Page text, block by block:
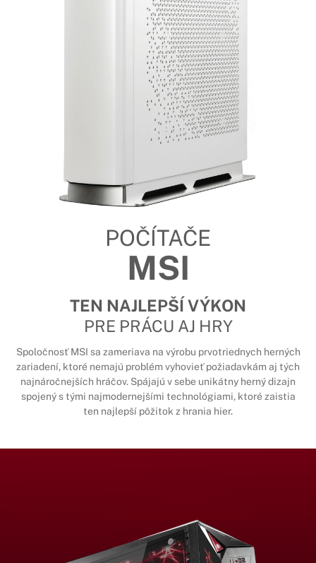
POČÍTAČE
MSI
TEN NAJLEPŠÍ VÝKON
PRE PRÁCU AJ HRY
Spoločnosť MSI sa zameriava na výrobu prvotriednych herných
zariadení, ktoré nemajú problém vyhovieť požiadavkám aj tých
najnáročnejších hráčov. Spájajú v sebe unikátny herný dizajn
spojený s tými najmodernejšími technológiami, ktoré zaistia
ten najlepší pôžitok z hrania hier.